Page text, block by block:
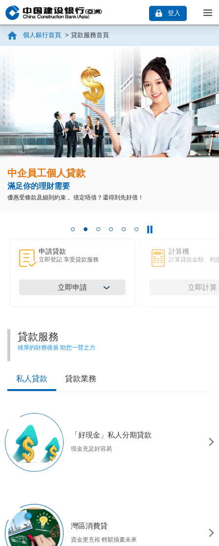
登入
個人銀行首頁 > 貸款服務首頁
中企員工個人貸款
滿足你的理財需要
優惠受條款及細則約束 。借定唔借？還得到先好借！
申請貸款
立即登記 享受貸款服務
立即申請
計算機
計算貸款金額、利
立即計算
貸款服務
雄厚的財務後盾 助您一臂之力
私人貸款 貸款業務
「好現金」私人分期貸款
現金充足好容易
灣區消費貸
資金更充裕 輕鬆描畫未來